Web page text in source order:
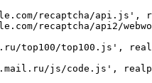
recaptcha/
recaptcha/
top100/top100.js',
js/code.js',